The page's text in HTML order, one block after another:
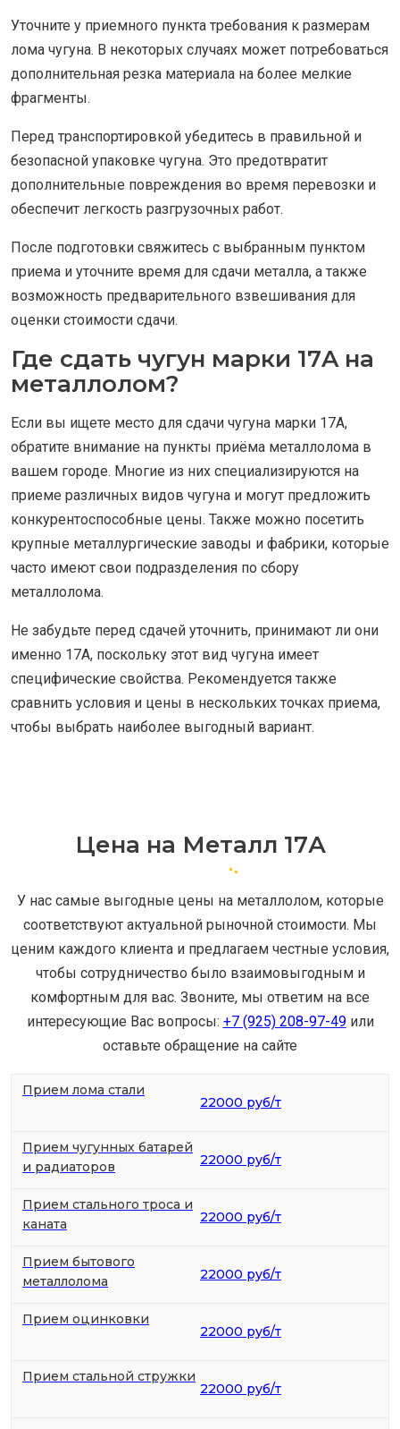
Уточните у приемного пункта требования к размерам
лома чугуна. В некоторых случаях может потребоваться
дополнительная резка материала на более мелкие
фрагменты.
Перед транспортировкой убедитесь в правильной и
безопасной упаковке чугуна. Это предотвратит
дополнительные повреждения во время перевозки и
обеспечит легкость разгрузочных работ.
После подготовки свяжитесь с выбранным пунктом
приема и уточните время для сдачи металла, а также
возможность предварительного взвешивания для
оценки стоимости сдачи.
Где сдать чугун марки 17A на
металлолом?
Если вы ищете место для сдачи чугуна марки 17A,
обратите внимание на пункты приёма металлолома в
вашем городе. Многие из них специализируются на
приеме различных видов чугуна и могут предложить
конкурентоспособные цены. Также можно посетить
крупные металлургические заводы и фабрики, которые
часто имеют свои подразделения по сбору
металлолома.
Не забудьте перед сдачей уточнить, принимают ли они
именно 17A, поскольку этот вид чугуна имеет
специфические свойства. Рекомендуется также
сравнить условия и цены в нескольких точках приема,
чтобы выбрать наиболее выгодный вариант.
Цена на Металл 17А
У нас самые выгодные цены на металлолом, которые
соответствуют актуальной рыночной стоимости. Мы
ценим каждого клиента и предлагаем честные условия,
чтобы сотрудничество было взаимовыгодным и
комфортным для вас. Звоните, мы ответим на все
интересующие Вас вопросы: +7 (925) 208-97-49или
оставьте обращение на сайте
Прием лома стали
22000 руб/т
Прием чугунных батарей
и радиаторов
22000 руб/т
Прием стального троса и
каната
22000 руб/т
Прием бытового
металлолома
22000 руб/т
Прием оцинковки
22000 руб/т
Прием стальной стружки
22000 руб/т